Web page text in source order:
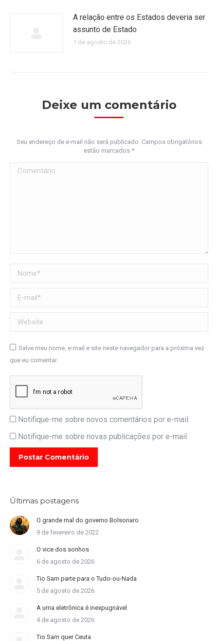
A relação entre os Estados deveria ser
assunto de Estado
1 de agosto de 2026
Deixe um comentário
Seu endereço de e-mail não será publicado. Campos obrigatórios
estão marcados *
Comentário
Nome *
E-mail *
Website
Salve meu nome, e-mail e site neste navegador para a próxima vez
que eu comentar.
Notifique-me sobre novos comentários por e-mail.
Notifique-me sobre novas publicações por e-mail.
Postar Comentário
Últimas postagens
O grande mal do governo Bolsonaro
9 de fevereiro de 2022
O vice dos sonhos
6 de agosto de 2026
Tio Sam parte para o Tudo-ou-Nada
5 de agosto de 2026
A urna eletrônica é inexpugnável
4 de agosto de 2026
Tio Sam quer Ceuta